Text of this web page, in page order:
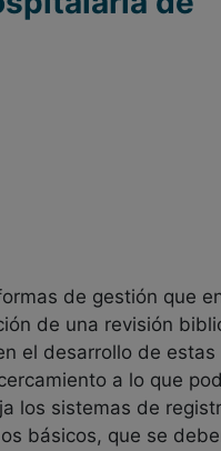
de gestión que
de una revisión
el desarrollo de estas
a lo que
los sistemas de
básicos, que se